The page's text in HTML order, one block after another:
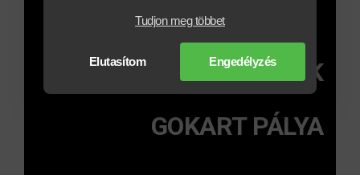
Tudjon meg többet
Elutasítom Engedélyzés
REFERENCIÁK
MAGLÓDI AKTÍV PARK
GOKART PÁLYA